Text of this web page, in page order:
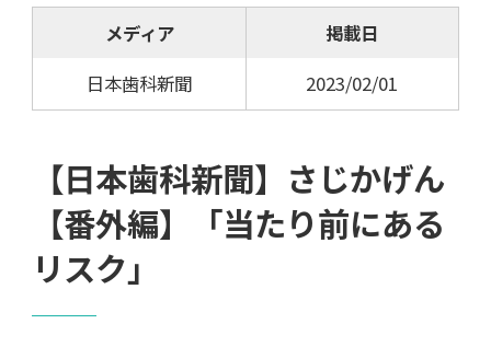
メディア
日本歯科新聞
掲載日
2023/02/01
【日本歯科新聞】さじかげん
【番外編】「当たり前にある
リスク」